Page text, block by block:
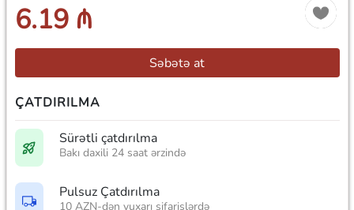
6.19 ₼
Səbətə at
ÇATDIRILMA
Sürətli çatdırılma
Bakı daxili 24 saat ərzində
Pulsuz Çatdırılma
10 AZN-dən yuxarı sifarişlərdə